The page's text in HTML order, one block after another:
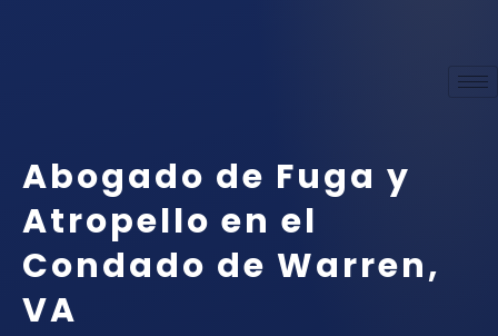
Abogado de Fuga y
Atropello en el
Condado de Warren,
VA